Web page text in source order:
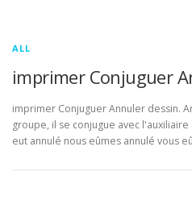
ALL
imprimer Conjuguer
imprimer Conjuguer Annuler dessin.
groupe, il se conjugue avec
eut annulé nous eûmes annulé vous